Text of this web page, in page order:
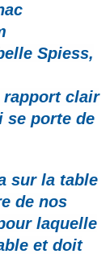
Spiess,
rapport clair
se porte de
sur la table
de nos
laquelle
et doit